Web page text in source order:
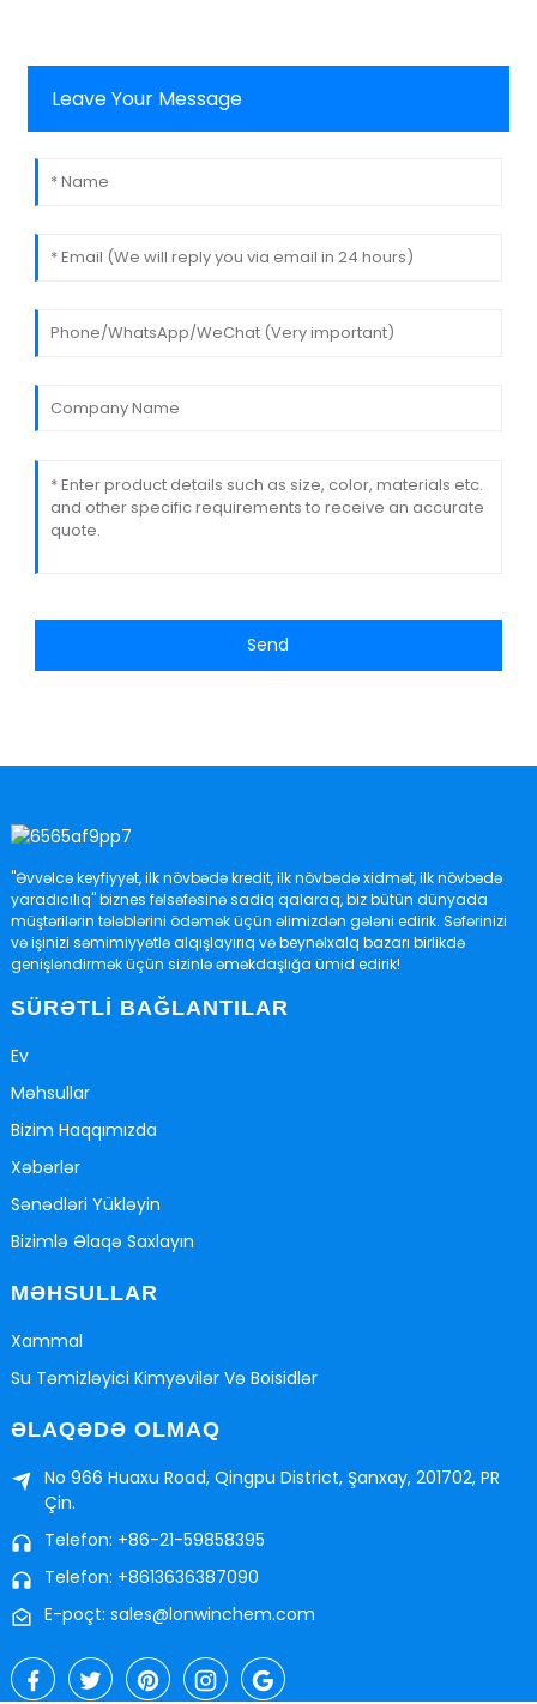
Leave Your Message
Send
"Əvvəlcə keyfiyyət, ilk növbədə kredit, ilk növbədə xidmət, ilk növbədə
yaradıcılıq" biznes fəlsəfəsinə sadiq qalaraq, biz bütün dünyada
müştərilərin tələblərini ödəmək üçün əlimizdən gələni edirik. Səfərinizi
və işinizi səmimiyyətlə alqışlayırıq və beynəlxalq bazarı birlikdə
genişləndirmək üçün sizinlə əməkdaşlığa ümid edirik!
SÜRƏTLI BAĞLANTILAR
Ev
Məhsullar
Bizim Haqqımızda
Xəbərlər
Sənədləri Yükləyin
Bizimlə Əlaqə Saxlayın
MƏHSULLAR
Xammal
Su Təmizləyici Kimyəvilər Və Boisidlər
ƏLAQƏDƏ OLMAQ
No 966 Huaxu Road, Qingpu District, Şanxay, 201702, PR
Çin.
Telefon: +86-21-59858395
Telefon: +8613636387090
E-poçt: sales@lonwinchem.com